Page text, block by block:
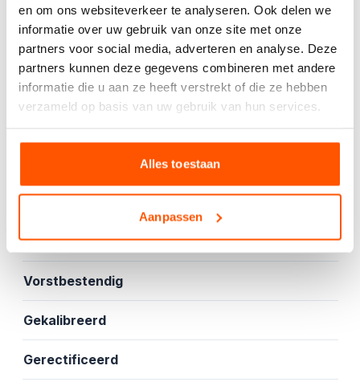
en om ons websiteverkeer te analyseren. Ook delen we
informatie over uw gebruik van onze site met onze
partners voor social media, adverteren en analyse. Deze
partners kunnen deze gegevens combineren met andere
informatie die u aan ze heeft verstrekt of die ze hebben
verzameld op basis van uw gebruik van hun services.
Alles toestaan
Aanpassen
Berekentool
Offerte aanvragen
Vloer- en wandtegel
Vorstbestendig
Gekalibreerd
Gerectificeerd